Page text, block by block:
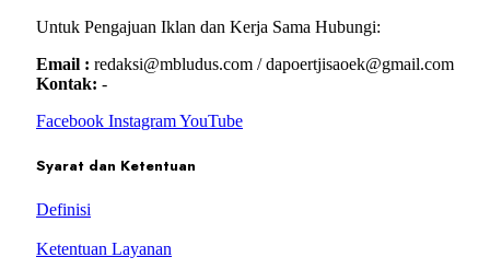
Untuk Pengajuan Iklan dan Kerja Sama Hubungi:
Email : redaksi@mbludus.com / dapoertjisaoek@gmail.com
Kontak: -
Facebook InstagramYouTube
Syarat dan Ketentuan
Definisi
Ketentuan Layanan